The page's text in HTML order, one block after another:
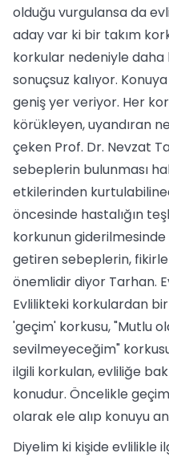
olduğu vurgulansa da
aday var ki bir takım
korkular nedeniyle
sonuçsuz kalıyor.
geniş yer veriyor. Her
körükleyen, uyandıran
çeken Prof. Dr. Nevzat
sebeplerin bulunması
etkilerinden
öncesinde hastalığın
korkunun
getiren sebeplerin,
önemlidir diyor Tarhan.
Evlilikteki korkulardan
'geçim' korkusu, "Mutlu
sevilmeyeceğim"
ilgili korkulan, evliliğe
konudur. Öncelikle
olarak ele alıp konuyu
Diyelim ki kişide evlilikle